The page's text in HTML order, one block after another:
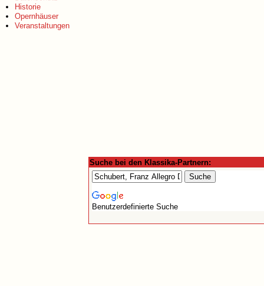
Historie
Opernhäuser
Veranstaltungen
Suche bei den Klassika-Partnern:
Benutzerdefinierte Suche